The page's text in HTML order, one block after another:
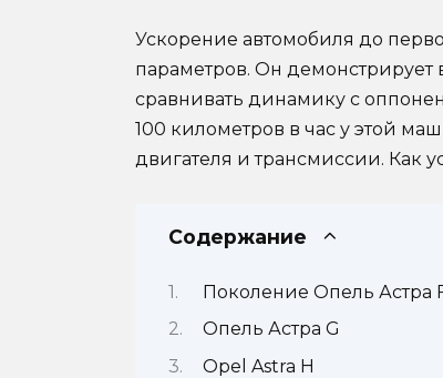
Ускорение автомобиля до
параметров. Он демонстрирует
сравнивать динамику с
100 километров в час у этой
двигателя и трансмиссии. Как
Содержание
Поколение Опель Астра
Опель Астра G
Opel Astra H